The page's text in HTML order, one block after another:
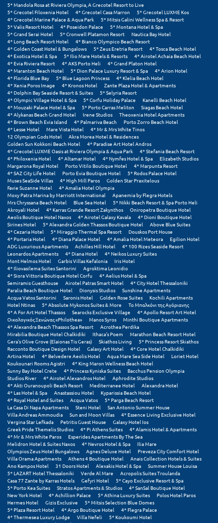
Λ
Λαγκάδια
Λακόπετρα Αχαΐας
Λακωνία
Λασίθι
Λεπτοκαρυά
Λέσβος
Λευκάδα
Λήμνος
Λίμνη Πλαστήρα
Λιτόχωρο
Λουτρά Πόζαρ
Λουτρά Υπάτης
Λουτράκι
Λούτσα
Μ
Μάνη
Μαραθώνας Αττικής
Μαρώνεια
Μεθώνη
Μεσολόγγι
Μεσσηνία
Μετέωρα
Μέτσοβο
Μήλος
Μονεμβασιά
Μουζάκι
5* Mandola Rosa at Riviera Olympia, A Grecotel Resort to Live
5* Grecotel Filoxenia Hotel
4* Grecotel Casa Marron
5* Grecotel LUXME Kos
4* Grecotel Marine Palace & Aqua Park
5* Mitsis Galini Wellness Spa & Resort
5* Valis Resort Hotel
4* Poseidon Palace
5* Montana Hotel & Spa
5* Grand Serai Hotel
5* Cronwell Platamon Resort
Nautica Bay Hotel
4* Long Beach Resort Hotel
4* Bianco Olympico Beach Resort
4* Golden Coast Hotel & Bungalows
5* Zeus Eretria Resort
4* Tosca Beach Hotel
4* Exotica Hotel & Spa
5* Ilio Mare Hotels & Resorts
4* Airotel Achaia Beach Hotel
4* Evia Riviera Resort
4* AKS Porto Heli
4* Grand Platon Hotel
4* Maranton Beach Hotel
5* Dion Palace Luxury Resort & Spa
4* Arion Hotel
4* Florida Blue Bay
5* Blue Lagoon Princess
4* Klelia Beach Hotel
4* Xenia Poros Image
4* Kronos Hotel
Zante Plaza Hotel & Apartments
4* Dolphin Bay Seaside Resort & Suites
5* Selyria Resort
4* Olympic Village Hotel & Spa
5* Corfu Holiday Palace
Kanelli Beach Hotel
4* Mouzaki Palace Hotel & Spa
5* Porto Carras Meliton
Siagas Beach Hotel
4* Alykanas Beach Grand Hotel
Irene Studios
Theoxenia Hotel Apartments
4* Brown Beach Evia Island
4* Palmariva Beach
Porto Zorro Beach Hotel
4* Lesse Hotel
Mare Vista Hotel
4* Mr & Mrs White Tinos
12 Olympian Gods Hotel
Akra Morea Hotel & Residences
Golden Sun Kokkoni Beach Hotel
4* Paradise Art Hotel Andros
4* Grecotel LUXME Oasis at Riviera Olympia & Aqua Park
4* Stefania Beach Resort
4* Philoxenia Hotel
4* Altamar Hotel 4* Nymfes Hotel & Spa
Elizabeth Studios
Margarona Royal Hotel
Porto Vitilo Boutique Hotel
4* Marpunta Resort
4* SAZ City Life Hotel
Porto Evia Boutique Hotel
5* Rodos Palace Hotel
Muses SeaSide Villas
4* High Mill Paros
Golden Star Praxitelous
Favie Suzanne Hotel
4* Amalia Hotel Olympia
Moxy Patra Marina by Marriott International
Apanemia by Flegra Hotels
Mrs Chryssana Beach Hotel
Blue Sea Hotel
5* Nikki Beach Resort & Spa Porto Heli
Akroyali Hotel
4* Karras Grande Resort Zakynthos
Oniropetra Boutique Hotel
Aeolis Boutique Hotel Naxos
4* Airotel Galaxy Kavala
4* Dioni Boutique Hotel
Sirines Hotel
5* Alexandra Golden Thassos Boutique Hotel
Above Blue Suites
4* Cezaria Hotel
5* Miraggio Thermal Spa Resort
Douskos Port House
4* Portaria Hotel
4* Diana Palace Hotel 4* Amalia Hotel Meteora
Egilion Hotel
ADG Luxurious Apartments
Achilles Hill Hotel
4* 100 Rizes Seaside Resort
Leonardos Apartments
4* Diana Hotel
4* Neikos Luxury Suites
Mont Helmos Hotel
Garbis Villas Kefalonia
Iris Hotel
4* Iliovasilema Suites Santorini
Agroktima Leonidio
4* Siora Vittoria Boutique Hotel Corfu
4* Aelius Hotel & Spa
Semiramis Guesthouse
Airotel Patras Smart Hotel
4* City Hotel Thessaloniki
Paralia Beach Boutique Hotel
Dionysis Studios
Sunshine Apartments
Acqua Vatos Santorini
Saronis Hotel Golden Rose Suites
Kochili Apartments
Hotel Ntinas
5* Absolute Mykonos Suites & More
Το Μπαλκόνι της Αγόριανης
4* A For Art Hotel Thassos
Searocks Exclusive Village
4* Apollo Resort Art Hotel
Οικολογικός Ξενώνας «Philothea»
Manos Syros
Minthi Boutique Apartments
4* Alexandra Beach Thassos Spa Resort
Acrothea Perdika
Mirabilia Boutique Hotel Chalkidiki
Ithaca's Poem
Marathon Beach Resort Hotel
Gera's Olive Grove (Elaionas Tis Geras)
Skiathos Living
5* Princess Resort Skiathos
Racconto Boutique Design Hotel
Galaxy Art Hotel
4* Core Hotel Chalkidiki
Artina Hotel
4* Belvedere Aeolis Hotel Aqua Mare Sea Side Hotel
Loriet Hotel
Koukounari Rooms Agistri
4* King Maron Wellness Beach Hotel
Sunny Bay Hotel Crete
4* Princess Kyniska Suites
Bacchus Pension Olympia
Studios River
4* Airotel Alexandros Hotel
Aphrodite Studios
4* Akti Ouranoupoli Beach Resort
Mediterranee Hotel
Alexandra Hotel
4* Las Hotel & Spa
Anastassiou Hotel
Kyparissia Beach Hotel
4* Royal Hotel and Suites
Acqua Vatos
5* Parga Beach Resort
La Casa Di Napa Apartments
Steni Hotel
San Antonio Summer House
Villa Andreas Ammoudia
Sun and Moon Villas
4* Essence Living Exclusive Hotel
Vergina Star Lefkada
Petritis Guest House
Galaxy Hotel Ios
Greek Pride Themelis Studios
4* Pi Athens Suites
4* Alamis Hotel & Apartments
4* Mr & Mrs White Paros
Esperides Apartments By The Sea
Melidron Hotel & Suites Naxos
4* Nevros Hotel & Spa
Ilia Mare
Olympios Zeus Hotel Bungalows
Agnes Deluxe Hotel
Preveza City Comfort Hotel
Villa Orama Apartments
Athens 4 Boutique Hotel
Anais Collection Hotels & Suites
Ano Kampos Hotel
31 Doors Hotel Alexakis Hotel & Spa
Summer House Louisa
5* LAZART Hotel Thessaloniki
Verde Al Mare
Acropolis Suites Troulanda
Casa 77 Zante by Karras Hotels
Gefyri Hotel
5* Cayo Exclusive Resort & Spa
5* Porto Kea Suites
Stratos Apartments & Studios
4* SanSal Boutique Hotel
New York Hotel
4* Achillion Palace 5* Athina Luxury Suites
Polos Hotel Paros
Hermes Hotel
Gizis Exclusive
5* Mitsis Selection Blue Domes
5* Plaza Resort Hotel
4* Argo Boutique Hotel
4* Flegra Palace
4* Thermesea Luxury Lodge
Villa Nefeli
5* Koukoumi Hotel